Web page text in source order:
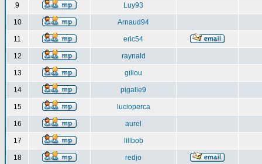
9 Luy93
10 Arnaud94
11 eric54
12 raynald
13 gillou
14 pigalle9
15 lucioperca
16 aurel
17 lillbob
18 redjo